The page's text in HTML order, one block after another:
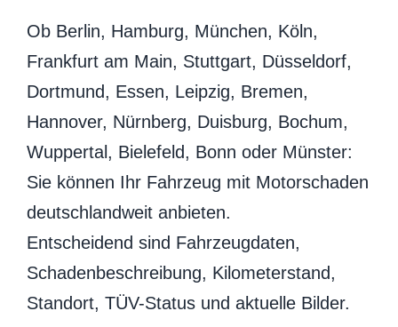
Ob Berlin, Hamburg, München, Köln,
Frankfurt am Main, Stuttgart, Düsseldorf,
Dortmund, Essen, Leipzig, Bremen,
Hannover, Nürnberg, Duisburg, Bochum,
Wuppertal, Bielefeld, Bonn oder Münster:
Sie können Ihr Fahrzeug mit Motorschaden
deutschlandweit anbieten.
Entscheidend sind Fahrzeugdaten,
Schadenbeschreibung, Kilometerstand,
Standort, TÜV-Status und aktuelle Bilder.